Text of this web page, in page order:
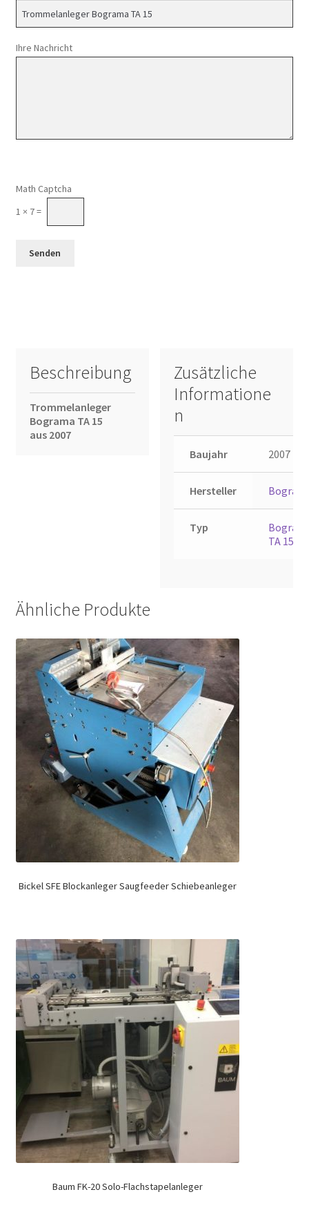
Ihre Nachricht
Math Captcha
1 × 7 =
Beschreibung
Trommelanleger
Bograma TA 15
aus 2007
Zusätzliche
Informatione
n
Baujahr 2007
Hersteller
Typ
TA 15
Ähnliche Produkte
Bickel SFE Blockanleger Saugfeeder Schiebeanleger
Baum FK-20 Solo-Flachstapelanleger